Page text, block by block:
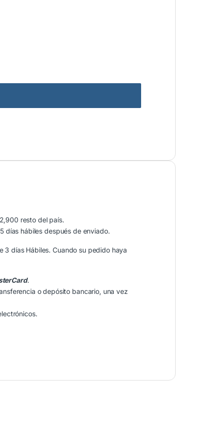
resto del país.
días hábiles después de enviado.
3 días Hábiles. Cuando su pedido haya
.
o depósito bancario, una vez